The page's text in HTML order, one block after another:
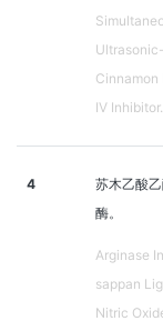
Cinnamon
IV Inhibitor.
4
苏木乙酸
酶。
Arginase
sappan
Nitric